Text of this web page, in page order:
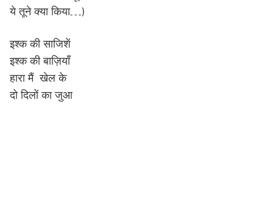
ये तूने क्या किया…)
इश्क की साजिशें
इश्क की बाज़ियाँ
हारा मैं खेल के
दो दिलों का जुआ